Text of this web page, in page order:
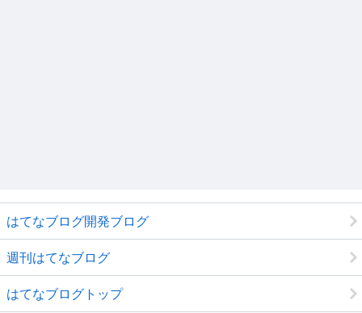
はてなブログ開発ブログ
週刊はてなブログ
はてなブログトップ